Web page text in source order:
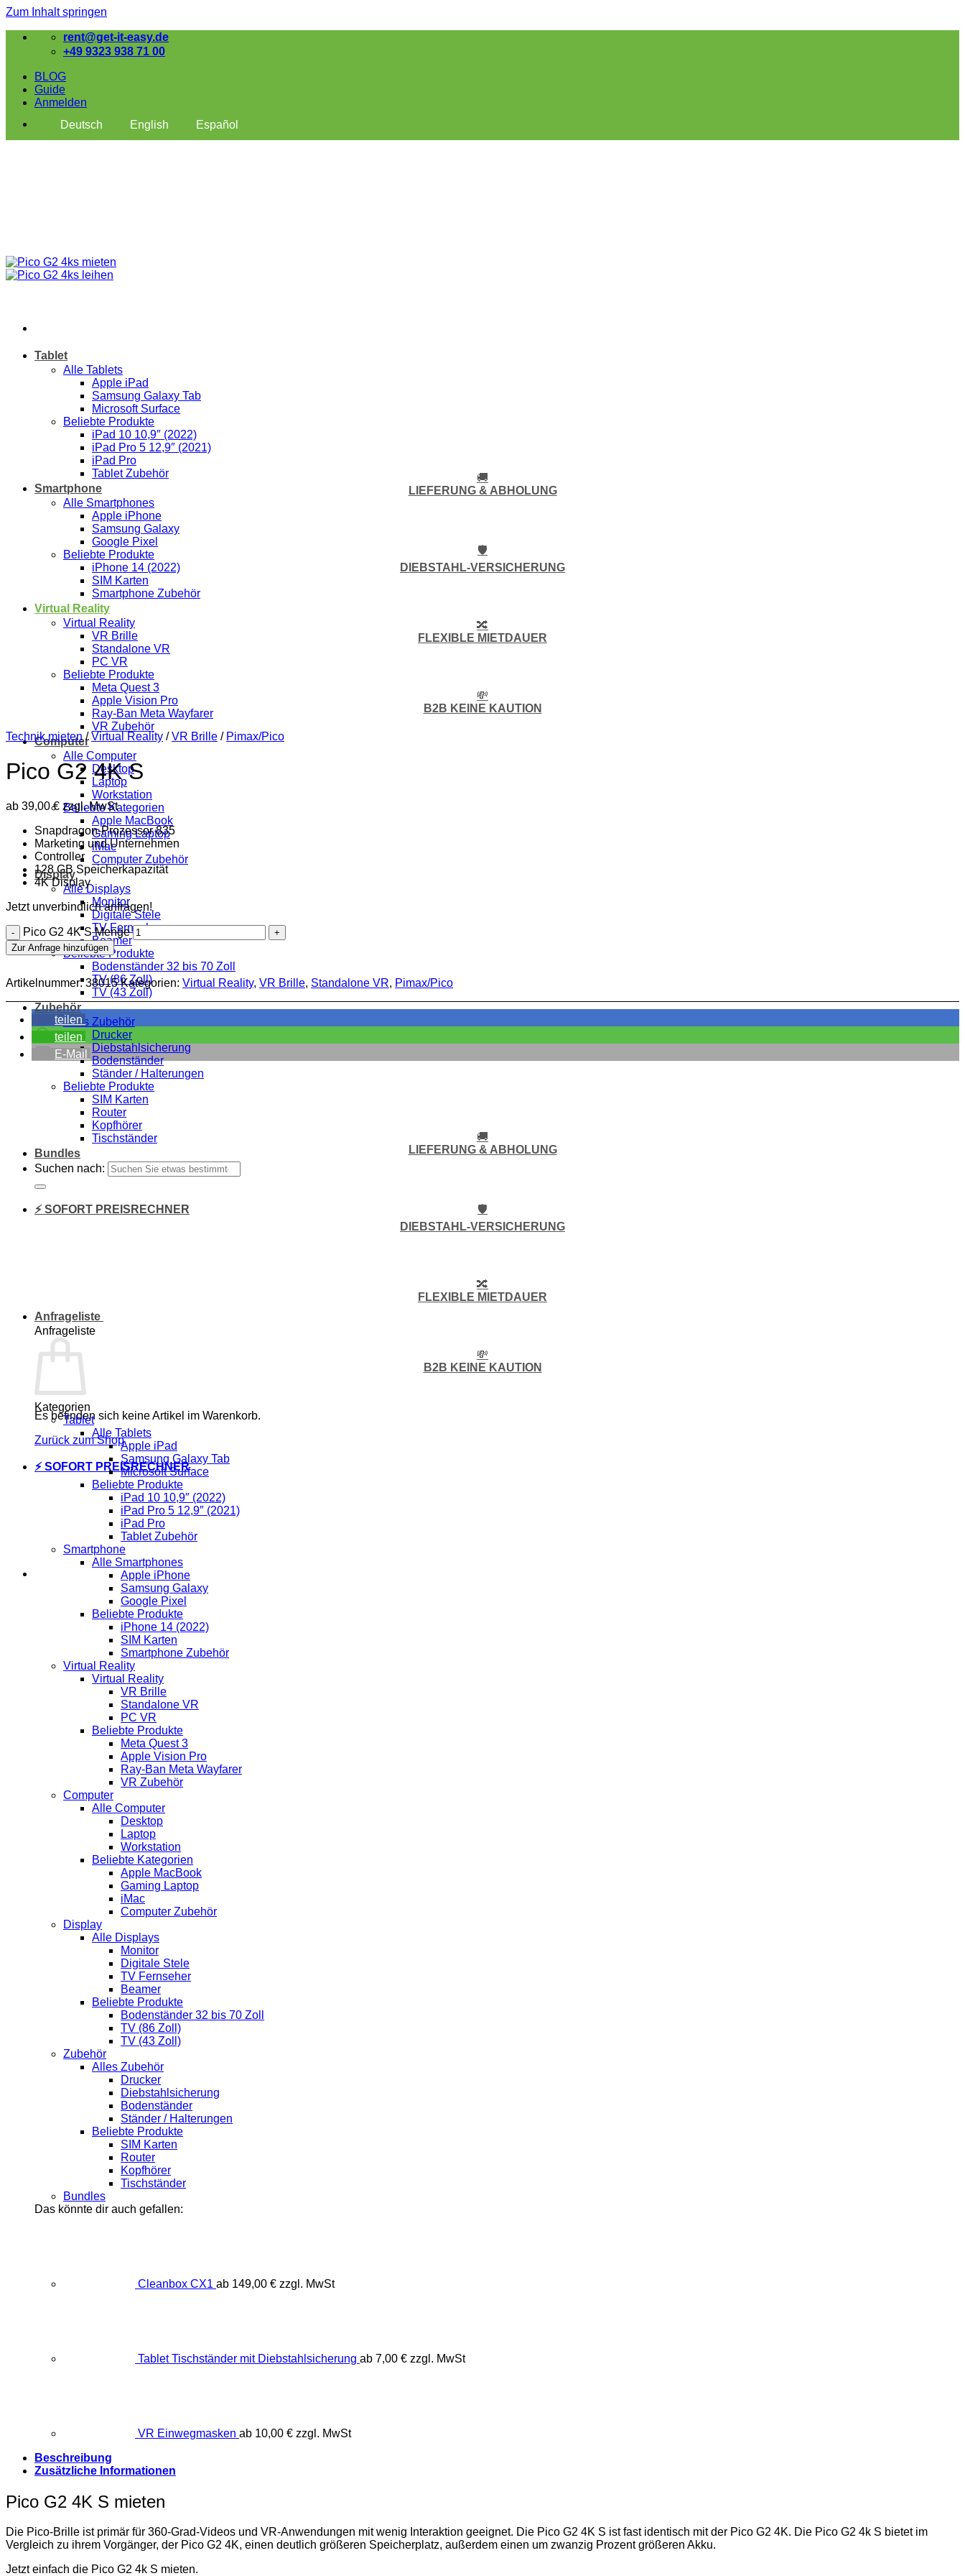
Zum Inhalt springen
rent@get-it-easy.de
+49 9323 938 71 00
BLOG
Guide
Anmelden
Deutsch
English Español
Tablet
Alle Tablets
Apple iPad
Samsung Galaxy Tab
Microsoft Surface
Beliebte Produkte
iPad 10 10,9″ (2022)
iPad Pro 5 12,9″ (2021)
iPad Pro
Tablet Zubehör
Smartphone
Alle Smartphones
Apple iPhone
Samsung Galaxy
Google Pixel
Beliebte Produkte
iPhone 14 (2022)
SIM Karten
Smartphone Zubehör
Virtual Reality
Virtual Reality
VR Brille
Standalone VR
PC VR
Beliebte Produkte
Meta Quest 3
Apple Vision Pro
Ray-Ban Meta Wayfarer
VR Zubehör
Computer
Alle Computer
Desktop
Laptop
Workstation
Beliebte Kategorien
Apple MacBook
Gaming Laptop
iMac
Computer Zubehör
Display
Alle Displays
Monitor
Digitale Stele
TV Fernseher
Beamer
Beliebte Produkte
Bodenständer 32 bis 70 Zoll
TV (86 Zoll)
TV (43 Zoll)
Zubehör
Alles Zubehör
Drucker
Diebstahlsicherung
Bodenständer
Ständer / Halterungen
Beliebte Produkte
SIM Karten
Router
Kopfhörer
Tischständer
Bundles
Suchen nach:
⚡ SOFORT PREISRECHNER
Anfrageliste
Anfrageliste
Es befinden sich keine Artikel im Warenkorb.
Zurück zum Shop
⚡ SOFORT PREISRECHNER
🚚
LIEFERUNG & ABHOLUNG
🛡️
DIEBSTAHL-VERSICHERUNG
🔀
FLEXIBLE MIETDAUER
💸
B2B KEINE KAUTION
Technik mieten / Virtual Reality / VR Brille / Pimax/Pico
Pico G2 4K S
ab 39,00€ zzgl. MwSt
Snapdragon-Prozessor 835
Marketing und Unternehmen
Controller
128 GB Speicherkapazität
4K Display
Jetzt unverbindlich anfragen!
Pico G2 4K S Menge
Zur Anfrage hinzufügen
Artikelnummer:38015 Kategorien: Virtual Reality, VR Brille, Standalone VR, Pimax/Pico
teilen
teilen
E-Mail
🚚
LIEFERUNG & ABHOLUNG
🛡️
DIEBSTAHL-VERSICHERUNG
🔀
FLEXIBLE MIETDAUER
💸
B2B KEINE KAUTION
Kategorien
Tablet
Alle Tablets
Apple iPad
Samsung Galaxy Tab
Microsoft Surface
Beliebte Produkte
iPad 10 10,9″ (2022)
iPad Pro 5 12,9″ (2021)
iPad Pro
Tablet Zubehör
Smartphone
Alle Smartphones
Apple iPhone
Samsung Galaxy
Google Pixel
Beliebte Produkte
iPhone 14 (2022)
SIM Karten
Smartphone Zubehör
Virtual Reality
Virtual Reality
VR Brille
Standalone VR
PC VR
Beliebte Produkte
Meta Quest 3
Apple Vision Pro
Ray-Ban Meta Wayfarer
VR Zubehör
Computer
Alle Computer
Desktop
Laptop
Workstation
Beliebte Kategorien
Apple MacBook
Gaming Laptop
iMac
Computer Zubehör
Display
Alle Displays
Monitor
Digitale Stele
TV Fernseher
Beamer
Beliebte Produkte
Bodenständer 32 bis 70 Zoll
TV (86 Zoll)
TV (43 Zoll)
Zubehör
Alles Zubehör
Drucker
Diebstahlsicherung
Bodenständer
Ständer / Halterungen
Beliebte Produkte
SIM Karten
Router
Kopfhörer
Tischständer
Bundles
Das könnte dir auch gefallen:
Cleanbox CX1 ab 149,00 € zzgl. MwSt
Tablet Tischständer mit Diebstahlsicherung ab 7,00 € zzgl. MwSt
VR Einwegmasken ab 10,00 € zzgl. MwSt
Beschreibung
Zusätzliche Informationen
Pico G2 4K S mieten
Die Pico-Brille ist primär für 360-Grad-Videos und VR-Anwendungen mit wenig Interaktion geeignet. Die Pico G2 4K S ist fast identisch mit der Pico G2 4K. Die Pico G2 4k S bietet im
Vergleich zu ihrem Vorgänger, der Pico G2 4K, einen deutlich größeren Speicherplatz, außerdem einen um zwanzig Prozent größeren Akku.
Jetzt einfach die Pico G2 4k S mieten.